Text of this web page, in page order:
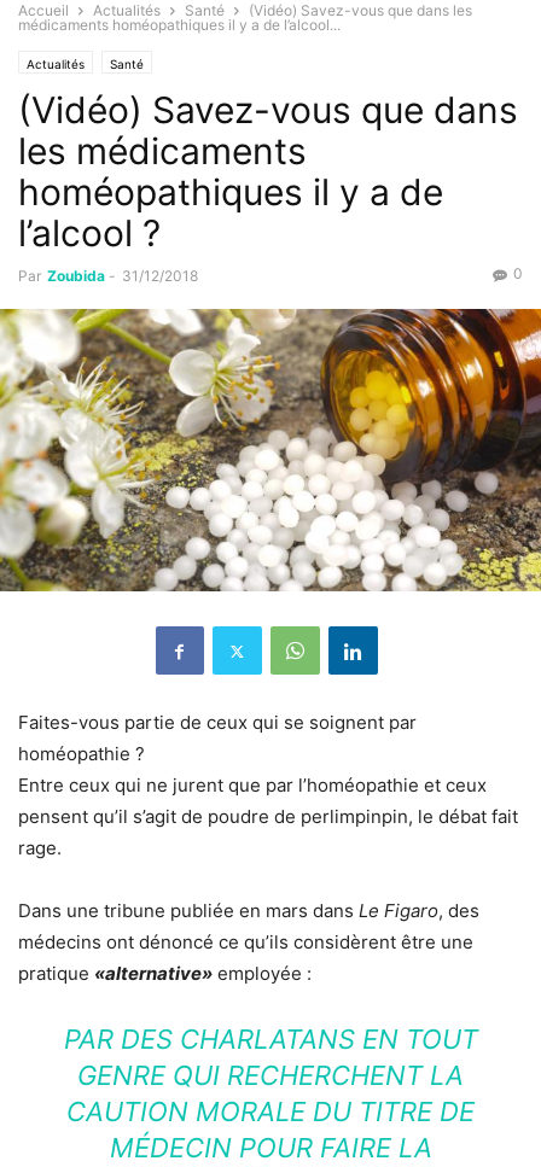
Accueil Actualités Santé
(Vidéo) Savez-vous que dans les
médicaments homéopathiques il y a de l’alcool...
Actualités Santé
(Vidéo) Savez-vous que dans
les médicaments
homéopathiques il y a de
l’alcool ?
Par Zoubida - 31/12/2018 0
Faites-vous partie de ceux qui se soignent par
homéopathie ?
Entre ceux qui ne jurent que par l’homéopathie et ceux
pensent qu’il s’agit de poudre de perlimpinpin, le débat fait
rage.
Dans une tribune publiée en mars dans Le Figaro, des
médecins ont dénoncé ce qu’ils considèrent être une
pratique «alternative» employée :
PAR DES CHARLATANS EN TOUT
GENRE QUI RECHERCHENT LA
CAUTION MORALE DU TITRE DE
MÉDECIN POUR FAIRE LA